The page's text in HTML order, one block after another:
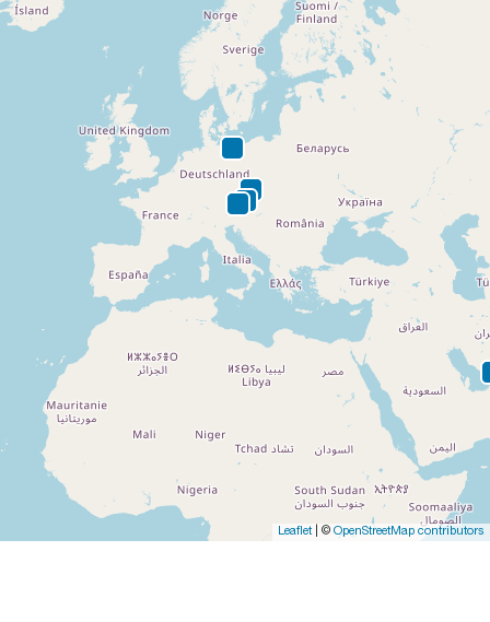
Leaflet| © OpenStreetMap contributors